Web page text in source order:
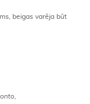
beigas varēja būt
,